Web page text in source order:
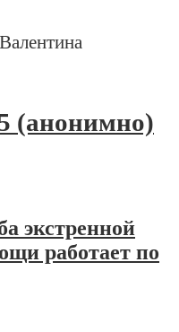
(анонимно)
экстренной
работает по